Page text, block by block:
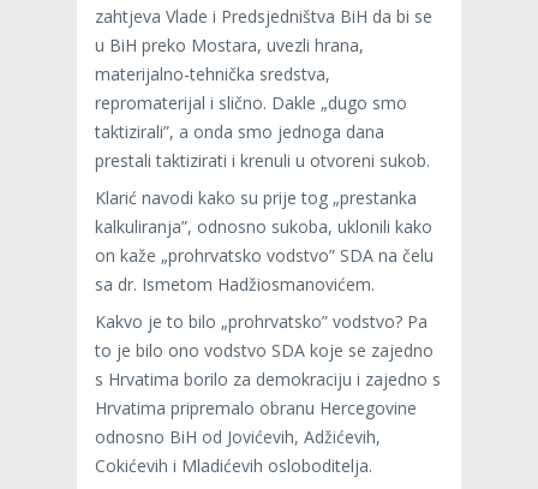
zahtjeva Vlade i Predsjedništva BiH da bi se
u BiH preko Mostara, uvezli hrana,
materijalno-tehnička sredstva,
repromaterijal i slično. Dakle „dugo smo
taktizirali”, a onda smo jednoga dana
prestali taktizirati i krenuli u otvoreni sukob.
Klarić navodi kako su prije tog „prestanka
kalkuliranja”, odnosno sukoba, uklonili kako
on kaže „prohrvatsko vodstvo” SDA na čelu
sa dr. Ismetom Hadžiosmanovićem.
Kakvo je to bilo „prohrvatsko” vodstvo? Pa
to je bilo ono vodstvo SDA koje se zajedno
s Hrvatima borilo za demokraciju i zajedno s
Hrvatima pripremalo obranu Hercegovine
odnosno BiH od Jovićevih, Adžićevih,
Cokićevih i Mladićevih osloboditelja.